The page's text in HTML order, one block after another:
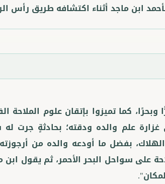
ابن ماجد أثناء اكتشافه طريق رأس
كما تميزوا بإتقان علوم الملاحة
بفضل ما أودعه والده من
على سواحل البحر الأحمر، ثم يقول